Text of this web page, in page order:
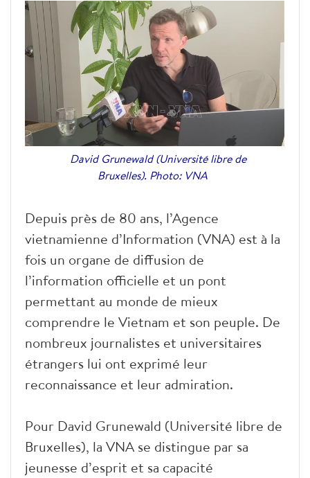
David Grunewald (Université libre de
Bruxelles). Photo: VNA
Depuis près de 80 ans, l’Agence
vietnamienne d’Information (VNA) est à la
fois un organe de diffusion de
l’information officielle et un pont
permettant au monde de mieux
comprendre le Vietnam et son peuple. De
nombreux journalistes et universitaires
étrangers lui ont exprimé leur
reconnaissance et leur admiration.
Pour David Grunewald (Université libre de
Bruxelles), la VNA se distingue par sa
jeunesse d’esprit et sa capacité